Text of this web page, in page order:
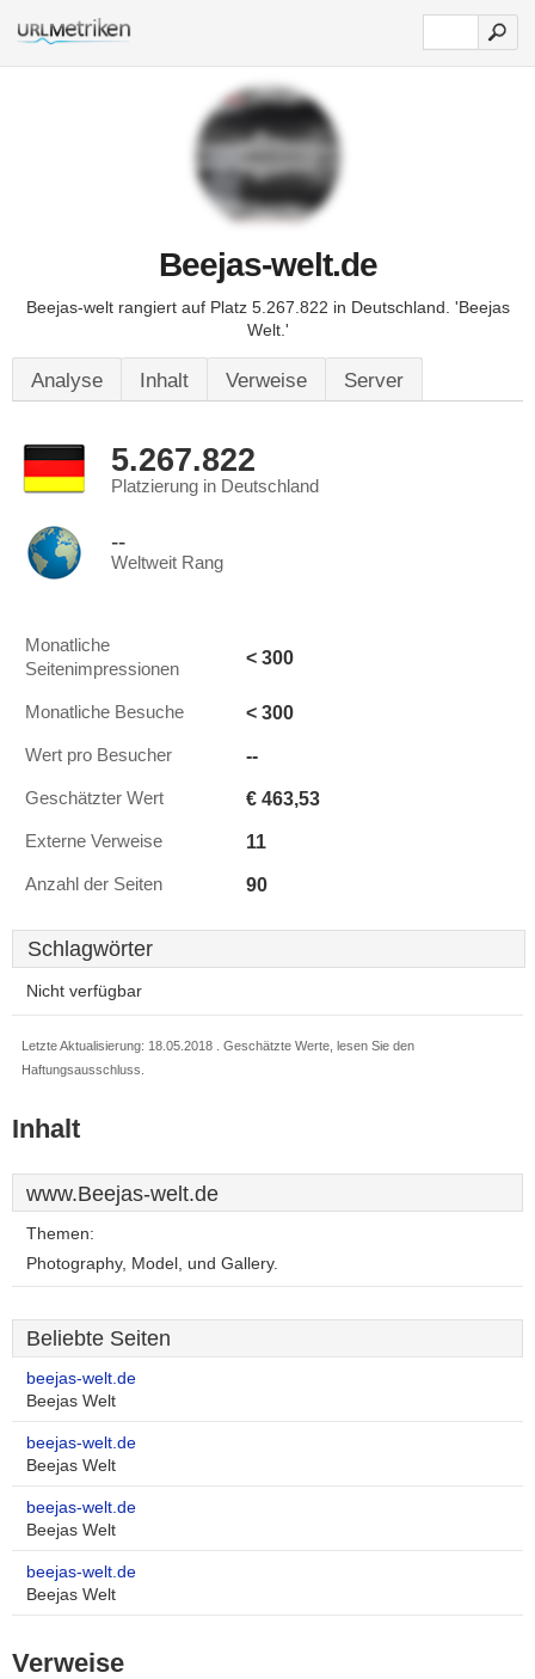
Beejas-welt.de
Beejas-welt rangiert auf Platz 5.267.822 in Deutschland. 'Beejas
Welt.'
Analyse Inhalt Verweise Server
5.267.822
Platzierung in Deutschland
--
Weltweit Rang
Monatliche
Seitenimpressionen
< 300
Monatliche Besuche < 300
Wert pro Besucher --
Geschätzter Wert € 463,53
Externe Verweise 11
Anzahl der Seiten 90
Schlagwörter
Nicht verfügbar
Letzte Aktualisierung: 18.05.2018 . Geschätzte Werte, lesen Sie den
Haftungsausschluss.
Inhalt
www.Beejas-welt.de
Themen:
Photography, Model, und Gallery.
Beliebte Seiten
beejas-welt.de
Beejas Welt
beejas-welt.de
Beejas Welt
beejas-welt.de
Beejas Welt
beejas-welt.de
Beejas Welt
Verweise